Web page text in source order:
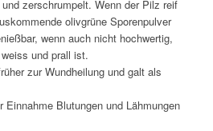
zerschrumpelt. Wenn der Pilz reif
olivgrüne Sporenpulver
wenn auch nicht hochwertig,
und prall ist.
zur Wundheilung und galt als
Einnahme Blutungen und Lähmungen